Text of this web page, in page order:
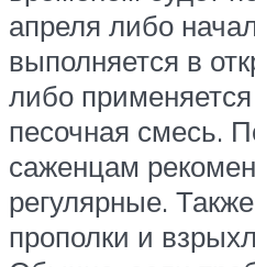
апреля либо
выполняется в
либо
песочная смесь.
саженцам
регулярные.
прополки и